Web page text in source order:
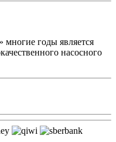
годы является
насосного